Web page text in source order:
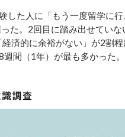
した人に「もう一度留学に
た。2回目に踏み出せてい
済的に余裕がない」が2割
間（1年）が最も多かった。